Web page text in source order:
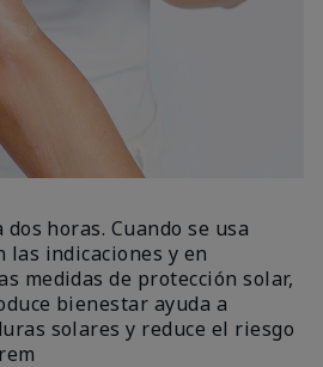
horas. Cuando se usa
indicaciones y en
medidas de protección solar,
bienestar ayuda a
solares y reduce el riesgo